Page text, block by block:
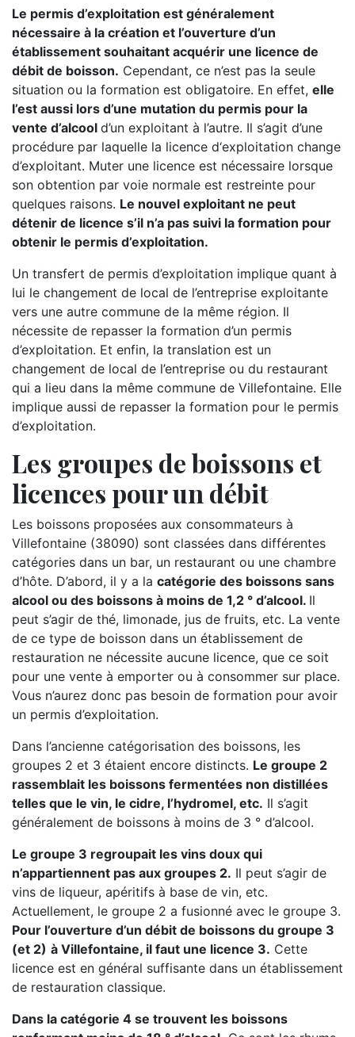
Le permis d’exploitation est généralement
nécessaire à la création et l’ouverture d’un
établissement souhaitant acquérir une licence de
débit de boisson. Cependant, ce n’est pas la seule
situation ou la formation est obligatoire. En effet, elle
l’est aussi lors d’une mutation du permis pour la
vente d’alcool d’un exploitant à l’autre. Il s’agit d’une
procédure par laquelle la licence d‘exploitation change
d’exploitant. Muter une licence est nécessaire lorsque
son obtention par voie normale est restreinte pour
quelques raisons. Le nouvel exploitant ne peut
détenir de licence s’il n’a pas suivi la formation pour
obtenir le permis d’exploitation.
Un transfert de permis d’exploitation implique quant à
lui le changement de local de l’entreprise exploitante
vers une autre commune de la même région. Il
nécessite de repasser la formation d’un permis
d’exploitation. Et enfin, la translation est un
changement de local de l’entreprise ou du restaurant
qui a lieu dans la même commune de Villefontaine. Elle
implique aussi de repasser la formation pour le permis
d’exploitation.
Les groupes de boissons et
licences pour un débit
Les boissons proposées aux consommateurs à
Villefontaine (38090) sont classées dans différentes
catégories dans un bar, un restaurant ou une chambre
d’hôte. D’abord, il y a la catégorie des boissons sans
alcool ou des boissons à moins de 1,2 ° d’alcool. Il
peut s’agir de thé, limonade, jus de fruits, etc. La vente
de ce type de boisson dans un établissement de
restauration ne nécessite aucune licence, que ce soit
pour une vente à emporter ou à consommer sur place.
Vous n’aurez donc pas besoin de formation pour avoir
un permis d’exploitation.
Dans l’ancienne catégorisation des boissons, les
groupes 2 et 3 étaient encore distincts. Le groupe 2
rassemblait les boissons fermentées non distillées
telles que le vin, le cidre, l’hydromel, etc. Il s’agit
généralement de boissons à moins de 3 ° d’alcool.
Le groupe 3 regroupait les vins doux qui
n’appartiennent pas aux groupes 2. Il peut s’agir de
vins de liqueur, apéritifs à base de vin, etc.
Actuellement, le groupe 2 a fusionné avec le groupe 3.
Pour l’ouverture d’un débit de boissons du groupe 3
(et 2) à Villefontaine, il faut une licence 3. Cette
licence est en général suffisante dans un établissement
de restauration classique.
Dans la catégorie 4 se trouvent les boissons